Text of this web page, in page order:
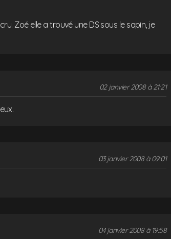
Zoé elle a trouvé une DS sous le sapin, je
02 janvier 2008 à 21:21
03 janvier 2008 à 09:01
04 janvier 2008 à 19:58